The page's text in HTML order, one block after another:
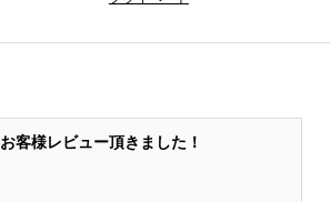
お客様レビュー頂きました！